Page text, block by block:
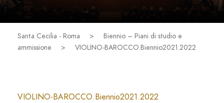
Santa Cecilia - Roma >
Biennio – Piani di studio e
ammissione
> VIOLINO-BAROCCO.Biennio2021.2022
VIOLINO-BAROCCO.Biennio2021.2022